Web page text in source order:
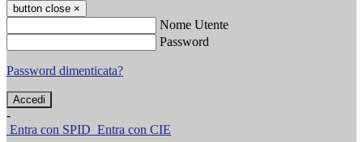
button close ×
Nome Utente
Password
Password dimenticata?
-
Entra con SPID Entra con CIE